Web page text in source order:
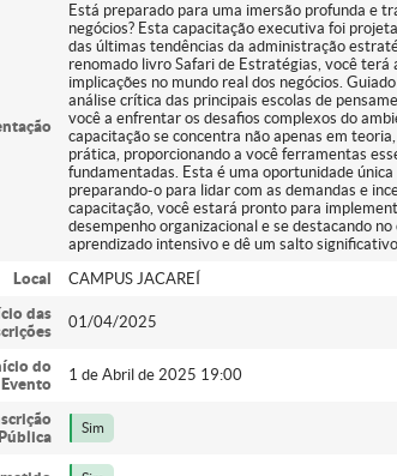
Está preparado para uma imersão profunda e
negócios? Esta capacitação executiva foi
das últimas tendências da administração
renomado livro Safari de Estratégias, você
implicações no mundo real dos negócios.
análise crítica das principais escolas de
você a enfrentar os desafios complexos do
capacitação se concentra não apenas em
prática, proporcionando a você ferramentas
fundamentadas. Esta é uma oportunidade
preparando-o para lidar com as demandas e
capacitação, você estará pronto para
desempenho organizacional e se destacando
aprendizado intensivo e dê um salto
Local
CAMPUS JACAREÍ
das
01/04/2025
do
Evento
1 de Abril de 2025 19:00
Pública
Sim